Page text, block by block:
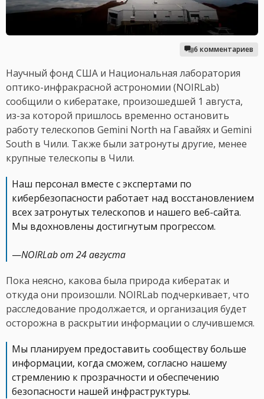
6 комментариев
Научный фонд США и Национальная лаборатория
оптико-инфракрасной астрономии (NOIRLab)
сообщили о кибератаке, произошедшей 1 августа,
из-за которой пришлось временно остановить
работу телескопов Gemini North на Гавайях и Gemini
South в Чили. Также были затронуты другие, менее
крупные телескопы в Чили.
Наш персонал вместе с экспертами по
кибербезопасности работает над восстановлением
всех затронутых телескопов и нашего веб-сайта.
Мы вдохновлены достигнутым прогрессом.
—NOIRLab от 24 августа
Пока неясно, какова была природа кибератак и
откуда они произошли. NOIRLab подчеркивает, что
расследование продолжается, и организация будет
осторожна в раскрытии информации о случившемся.
Мы планируем предоставить сообществу больше
информации, когда сможем, согласно нашему
стремлению к прозрачности и обеспечению
безопасности нашей инфраструктуры.